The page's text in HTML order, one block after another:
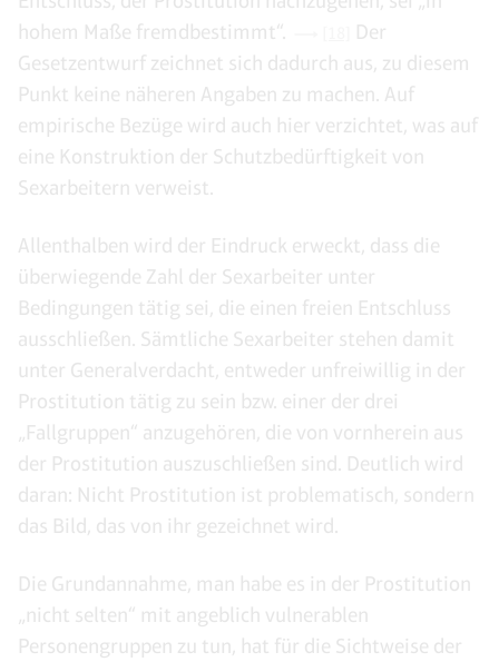
hohem Maße fremdbestimmt“.
Der
Gesetzentwurf zeichnet sich dadurch aus, zu diesem
Punkt keine näheren Angaben zu machen. Auf
empirische Bezüge wird auch hier verzichtet, was auf
eine Konstruktion der Schutzbedürftigkeit von
Sexarbeitern verweist.
Allenthalben wird der Eindruck erweckt, dass die
überwiegende Zahl der Sexarbeiter unter
Bedingungen tätig sei, die einen freien Entschluss
ausschließen. Sämtliche Sexarbeiter stehen damit
unter Generalverdacht, entweder unfreiwillig in der
Prostitution tätig zu sein bzw. einer der drei
„Fallgruppen“ anzugehören, die von vornherein aus
der Prostitution auszuschließen sind. Deutlich wird
daran: Nicht Prostitution ist problematisch, sondern
das Bild, das von ihr gezeichnet wird.
Die Grundannahme, man habe es in der Prostitution
„nicht selten“ mit angeblich vulnerablen
Personengruppen zu tun, hat für die Sichtweise der